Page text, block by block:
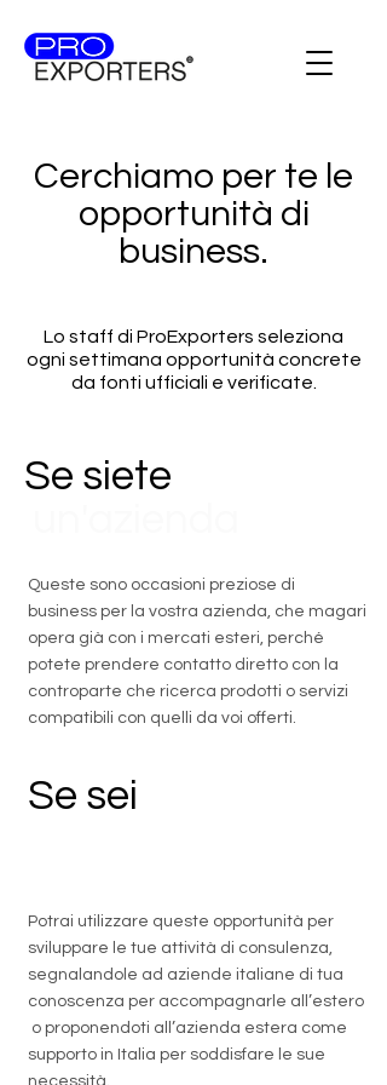
Cerchiamo per te le
opportunità di
business.
Lo staff di ProExporters seleziona
ogni settimana opportunità concrete
da fonti ufficiali e verificate.
Se siete
Queste sono occasioni preziose di
business per la vostra azienda, che magari
opera già con i mercati esteri, perché
potete prendere contatto diretto con la
controparte che ricerca prodotti o servizi
compatibili con quelli da voi offerti.
Se sei
Potrai utilizzare queste opportunità per
sviluppare le tue attività di consulenza,
segnalandole ad aziende italiane di tua
conoscenza per accompagnarle all’estero
o proponendoti all’azienda estera come
supporto in Italia per soddisfare le sue
necessità.